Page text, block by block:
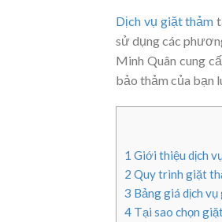
Dịch vụ giặt thảm
sử dụng các
Minh Quân cung
bảo thảm của bạn
1 Giới thiệu dịch
2 Quy trình giặt
3 Bảng giá dịch
4 Tại sao chọn